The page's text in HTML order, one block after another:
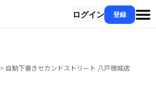
ログイン 登録
> 自動下書きセカンドストリート 八戸根城店